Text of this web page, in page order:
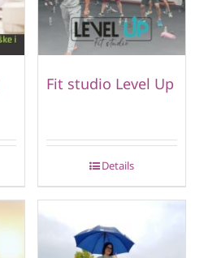
Fit studio Level Up
Details